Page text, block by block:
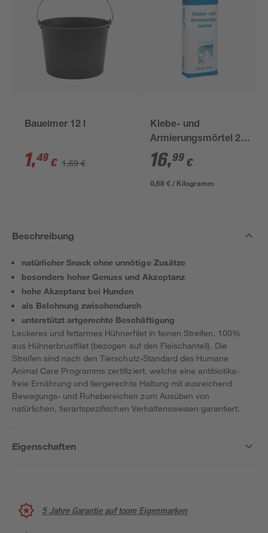
Baueimer 12 l
1,49 € 1,69 €
Klebe- und
Armierungsmörtel 25
kg
16,99 €
0,68 € / Kilogramm
Beschreibung
natürlicher Snack ohne unnötige Zusätze
besonders hoher Genuss und Akzeptanz
hohe Akzeptanz bei Hunden
als Belohnung zwischendurch
unterstützt artgerechte Beschäftigung
Leckeres und fettarmes Hühnerfilet in feinen Streifen. 100%
aus Hühnerbrustfilet (bezogen auf den Fleischanteil). Die
Streifen sind nach den Tierschutz-Standard des Humane
Animal Care Programms zertifiziert, welche eine antibiotika-
freie Ernährung und tiergerechte Haltung mit ausreichend
Bewegungs- und Ruhebereichen zum Ausüben von
natürlichen, tierartspezifischen Verhaltensweisen garantiert.
Eigenschaften
5 Jahre Garantie auf toom Eigenmarken